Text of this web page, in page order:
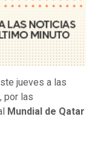
jueves a las
por las
Mundial de Qatar